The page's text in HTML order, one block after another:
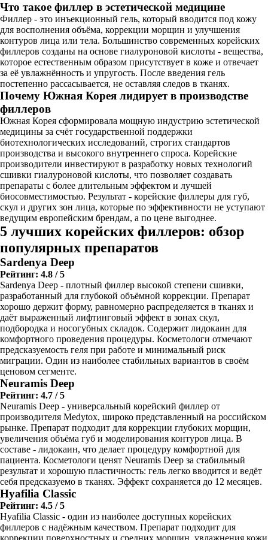
Что такое филлер в эстетической медицине
Филлер - это инъекционный гель, который вводится под кожу
для восполнения объёма, коррекции морщин и улучшения
контуров лица или тела. Большинство современных корейских
филлеров созданы на основе гиалуроновой кислоты - вещества,
которое естественным образом присутствует в коже и отвечает
за её увлажнённость и упругость. После введения гель
постепенно рассасывается, не оставляя следов в тканях.
Почему Южная Корея лидирует в производстве
филлеров
Южная Корея сформировала мощную индустрию эстетической
медицины за счёт государственной поддержки
биотехнологических исследований, строгих стандартов
производства и высокого внутреннего спроса. Корейские
производители инвестируют в разработку новых технологий
сшивки гиалуроновой кислоты, что позволяет создавать
препараты с более длительным эффектом и лучшей
биосовместимостью. Результат - корейские филлеры для губ,
скул и других зон лица, которые по эффективности не уступают
ведущим европейским брендам, а по цене выгоднее.
5 лучших корейских филлеров: обзор
популярных препаратов
Sardenya Deep
Рейтинг: 4.8 / 5
Sardenya Deep - плотный филлер высокой степени сшивки,
разработанный для глубокой объёмной коррекции. Препарат
хорошо держит форму, равномерно распределяется в тканях и
даёт выраженный лифтинговый эффект в зонах скул,
подбородка и носогубных складок. Содержит лидокаин для
комфортного проведения процедуры. Косметологи отмечают
предсказуемость геля при работе и минимальный риск
миграции. Один из наиболее стабильных вариантов в своём
ценовом сегменте.
Neuramis Deep
Рейтинг: 4.7 / 5
Neuramis Deep - универсальный корейский филлер от
производителя Medytox, широко представленный на российском
рынке. Препарат подходит для коррекции глубоких морщин,
увеличения объёма губ и моделирования контуров лица. В
составе - лидокаин, что делает процедуру комфортной для
пациента. Косметологи ценят Neuramis Deep за стабильный
результат и хорошую пластичность: гель легко вводится и ведёт
себя предсказуемо в тканях. Эффект сохраняется до 12 месяцев.
Hyafilia Classic
Рейтинг: 4.5 / 5
Hyafilia Classic - один из наиболее доступных корейских
филлеров с надёжным качеством. Препарат подходит для
коррекции поверхностных и средних морщин, увлажнения кожи